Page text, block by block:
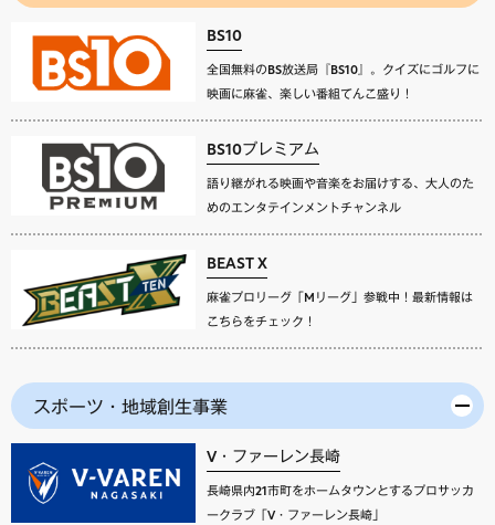
BS10
全国無料のBS放送局『BS10』。クイズにゴルフに
映画に麻雀、楽しい番組てんこ盛り！
BS10プレミアム
語り継がれる映画や音楽をお届けする、大人のた
めのエンタテインメントチャンネル
BEAST X
麻雀プロリーグ「Mリーグ」参戦中！最新情報は
こちらをチェック！
スポーツ・地域創生事業
V・ファーレン長崎
長崎県内21市町をホームタウンとするプロサッカ
ークラブ「V・ファーレン長崎」